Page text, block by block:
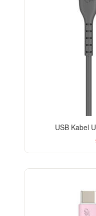
USB Kabel